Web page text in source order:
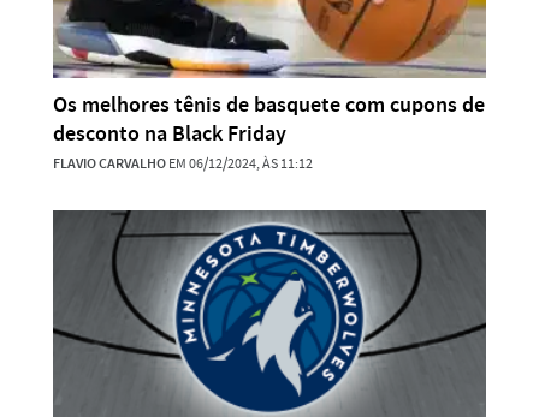
Os melhores tênis de basquete com cupons de
desconto na Black Friday
FLAVIO CARVALHOEM 06/12/2024, ÀS 11:12